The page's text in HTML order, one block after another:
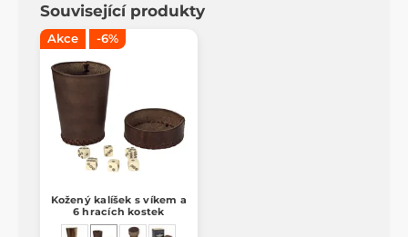
Související produkty
Akce -6%
Kožený kalíšek s víkem a
6 hracích kostek